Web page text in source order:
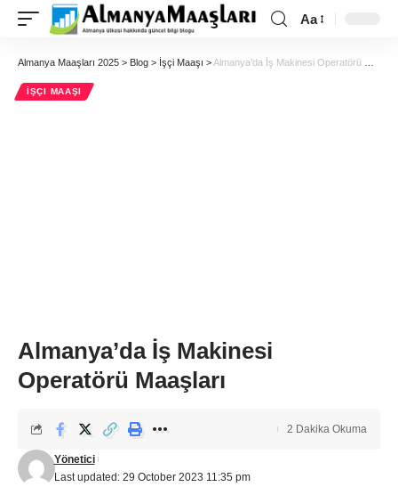
Aa
Almanya Maaşları 2025 > Blog > İşçi Maaşı >Almanya’da İş Makinesi Operatörü Maaşları
İŞÇI MAAŞI
Almanya’da İş Makinesi
Operatörü Maaşları
Last updated: 29 October 2023 11:35 pm
Yönetici
2 Dakika Okuma